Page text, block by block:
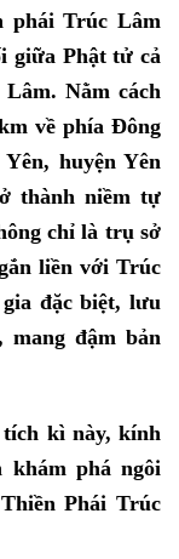
phái Trúc Lâm
giữa Phật tử cả
Lâm. Nằm cách
về phía Đông
huyện Yên
thành niềm tự
chỉ là trụ sở
liền với Trúc
đặc biệt, lưu
mang đậm bản
tích kì này, kính
khám phá ngôi
Phái Trúc